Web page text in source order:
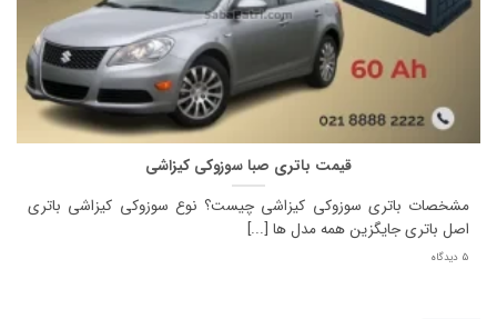
قیمت باتری صبا سوزوکی کیزاشی
مشخصات باتری سوزوکی کیزاشی چیست؟ نوع سوزوکی کیزاشی باتری
اصل باتری جایگزین همه مدل ها [...]
5 دیدگاه